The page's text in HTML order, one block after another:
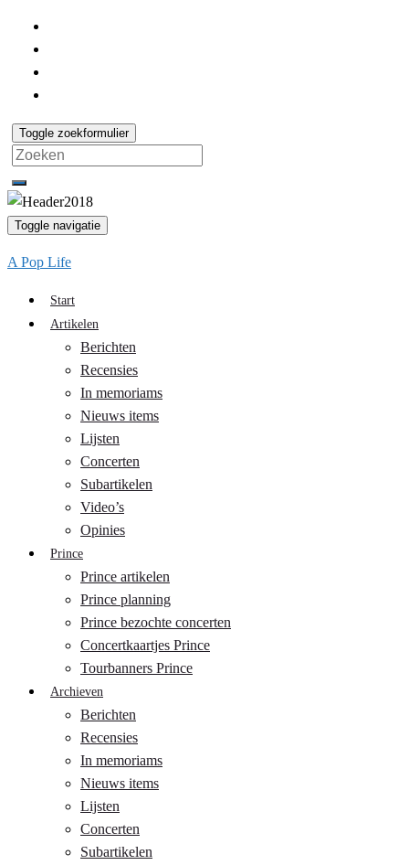
Toggle zoekformulier
Search
for:
Toggle navigatie
A Pop Life
Start
Artikelen
Berichten
Recensies
In memoriams
Nieuws items
Lijsten
Concerten
Subartikelen
Video’s
Opinies
Prince
Prince artikelen
Prince planning
Prince bezochte concerten
Concertkaartjes Prince
Tourbanners Prince
Archieven
Berichten
Recensies
In memoriams
Nieuws items
Lijsten
Concerten
Subartikelen